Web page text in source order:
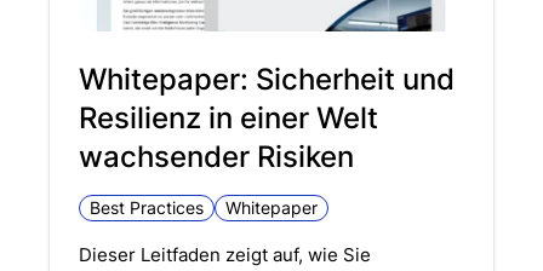
Whitepaper: Sicherheit und
Resilienz in einer Welt
wachsender Risiken
Best Practices Whitepaper
Dieser Leitfaden zeigt auf, wie Sie